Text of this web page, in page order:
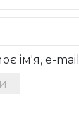
ім'я, e-